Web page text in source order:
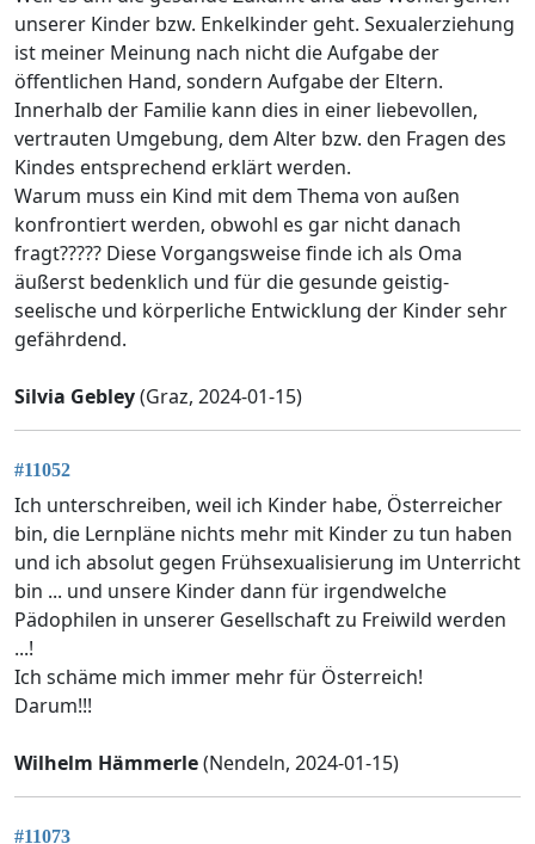
unserer Kinder bzw. Enkelkinder geht. Sexualerziehung
ist meiner Meinung nach nicht die Aufgabe der
öffentlichen Hand, sondern Aufgabe der Eltern.
Innerhalb der Familie kann dies in einer liebevollen,
vertrauten Umgebung, dem Alter bzw. den Fragen des
Kindes entsprechend erklärt werden.
Warum muss ein Kind mit dem Thema von außen
konfrontiert werden, obwohl es gar nicht danach
fragt????? Diese Vorgangsweise finde ich als Oma
äußerst bedenklich und für die gesunde geistig-
seelische und körperliche Entwicklung der Kinder sehr
gefährdend.
Silvia Gebley(Graz, 2024-01-15)
#11052
Ich unterschreiben, weil ich Kinder habe, Österreicher
bin, die Lernpläne nichts mehr mit Kinder zu tun haben
und ich absolut gegen Frühsexualisierung im Unterricht
bin ... und unsere Kinder dann für irgendwelche
Pädophilen in unserer Gesellschaft zu Freiwild werden
...!
Ich schäme mich immer mehr für Österreich!
Darum!!!
Wilhelm Hämmerle(Nendeln, 2024-01-15)
#11073